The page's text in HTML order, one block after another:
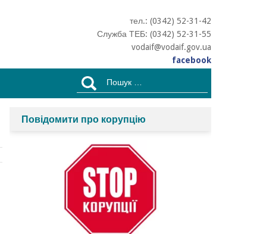
тел.: (0342) 52-31-42
Служба ТЕБ: (0342) 52-31-55
vodaif@vodaif.gov.ua
facebook
Пошук:
Повідомити про корупцію